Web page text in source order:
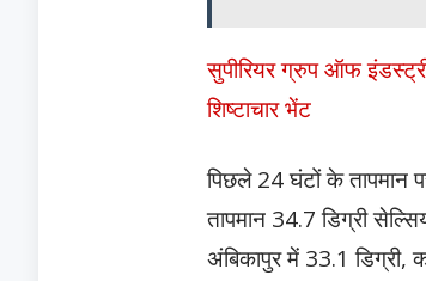
सुपीरियर ग्रुप ऑफ
शिष्टाचार भेंट
पिछले 24 घंटों के तापमान
तापमान 34.7 डिग्री
अंबिकापुर में 33.1 डिग्री,